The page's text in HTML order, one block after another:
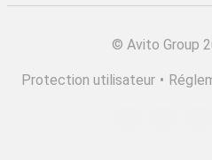
© Avito Group
Protection utilisateur •